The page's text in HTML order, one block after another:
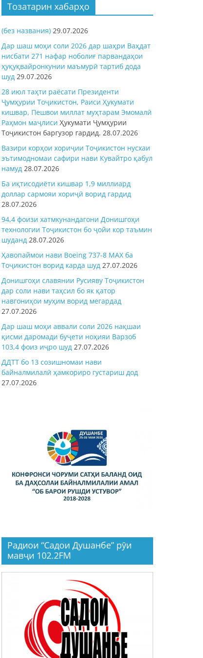
Тозатарин хабарҳо
(без названия) 29.07.2026
Дар шаш моҳи соли 2026 дар шаҳри Ваҳдат
нисбати 271 нафар ноболиғ парвандаҳои
ҳуқуқвайронкунии маъмурӣ тартиб дода
шуд 29.07.2026
28 июл таҳти раёсати Президенти
Ҷумҳурии Тоҷикистон, Раиси Ҳукумати
кишвар, Пешвои миллат муҳтарам Эмомалӣ
Раҳмон маҷлиси Ҳукумати Ҷумҳурии
Тоҷикистон баргузор гардид. 28.07.2026
Вазири корҳои хориҷии Тоҷикистон нусхаи
эътимодномаи сафири нави Кувайтро қабул
намуд 28.07.2026
Ба иқтисодиёти кишвар 1,9 миллиард
доллар сармояи хориҷӣ ворид гардид
28.07.2026
94,4 фоизи хатмкунандагони Донишгоҳи
технологии Тоҷикистон бо ҷойи кор таъмин
шуданд 28.07.2026
Ҳавопаймои нави Boeing 737-8 MAX ба
Тоҷикистон ворид карда шуд 27.07.2026
Донишгоҳи славянии Русияву Тоҷикистон
дар соли нави таҳсил бо як қатор
навгониҳои муҳим ворид мегардад
27.07.2026
Дар шаш моҳи аввали соли 2026 нақшаи
қисми даромади буҷети ноҳияи Варзоб
103,4 фоиз иҷро шуд 27.07.2026
ДДТТ бо 13 созишномаи нави
байналмилалӣ ҳамкориро густариш дод
27.07.2026
Радиои “Садои Душанбе” рӯи
мавҷи 102.2FM